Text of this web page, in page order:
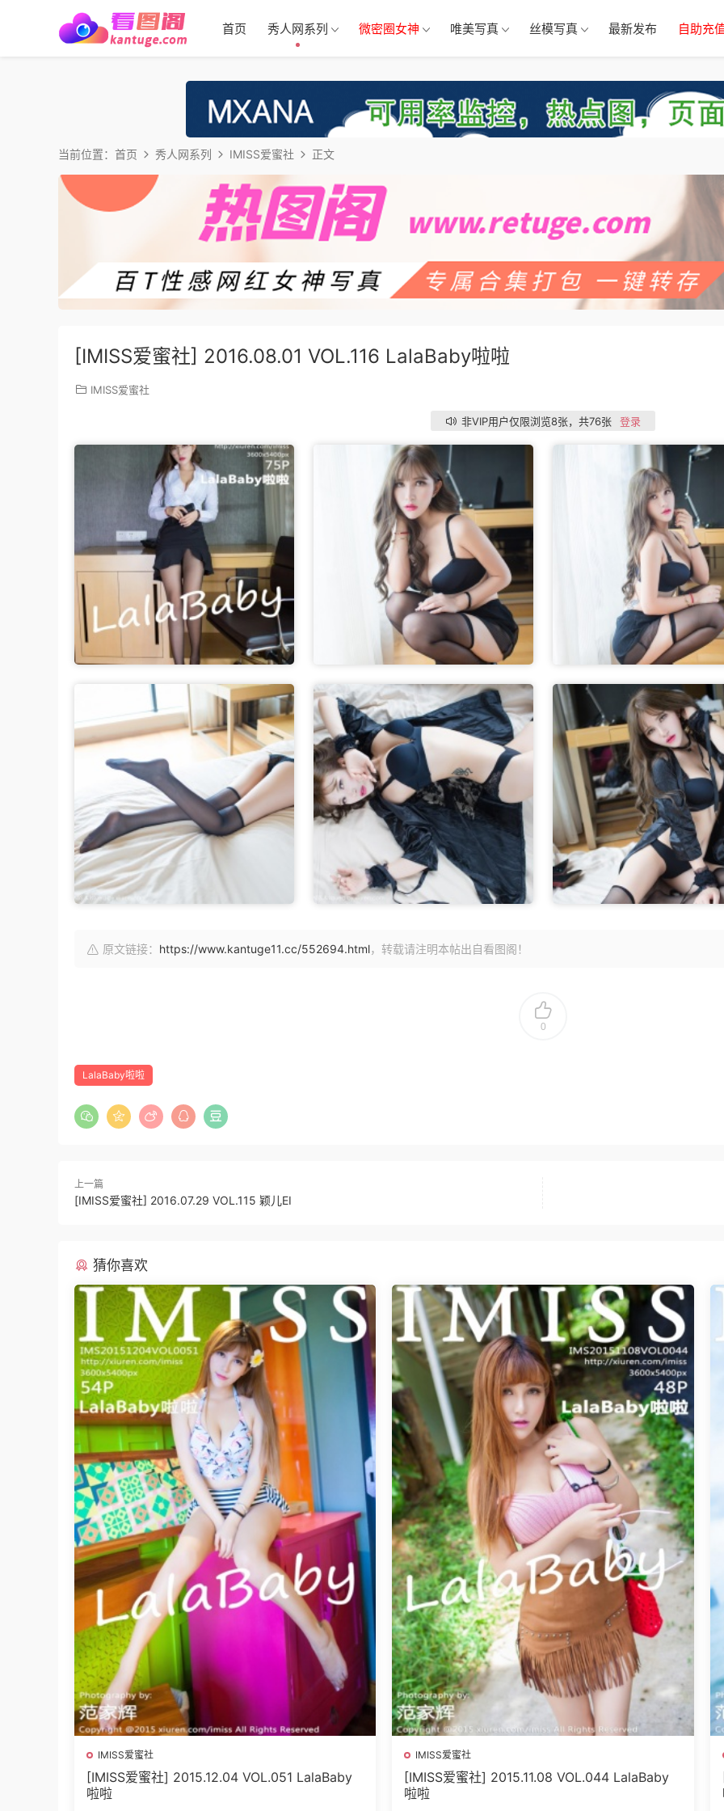
首页 秀人网系列 微密圈女神 唯美写真 丝模写真 最新发布 自助充
当前位置： 首页 秀人网系列 IMISS爱蜜社 正文
[IMISS爱蜜社] 2016.08.01 VOL.116 LalaBaby啦啦
IMISS爱蜜社
非VIP用户仅限浏览8张，共76张 登录
原文链接： https://www.kantuge11.cc/552694.html，转载请注明本帖出自看图阁！
0
LalaBaby啦啦
上一篇
[IMISS爱蜜社] 2016.07.29 VOL.115 颖儿EI
猜你喜欢
IMISS爱蜜社
[IMISS爱蜜社] 2015.12.04 VOL.051 LalaBaby
啦啦
IMISS爱蜜社
[IMISS爱蜜社] 2015.11.08 VOL.044 LalaBaby
啦啦